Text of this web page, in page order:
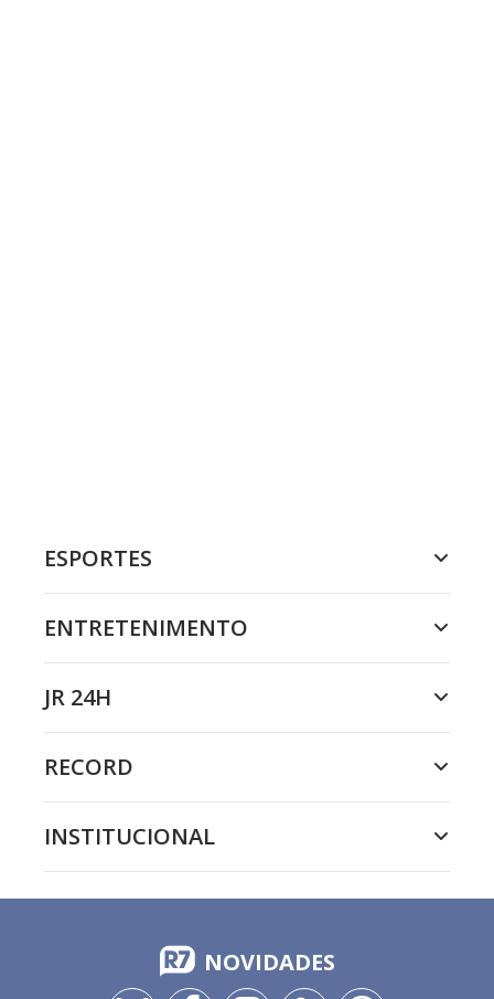
ESPORTES
ENTRETENIMENTO
JR 24H
RECORD
INSTITUCIONAL
NOVIDADES